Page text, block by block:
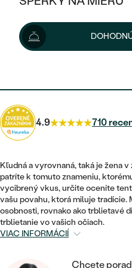
KOMBINOVANÉ
PODĽA ŠTÝLU
ETERNITY
VINTAGE
NETRADIČNÉ
POSTRANNÉ
HALO
VINTAGE
SET ZÁSNUBNÉHO
NETRADIČNÉ
ZOSTAVTE SI PRSTEŇ
VÝPREDAJ
ŠPERKY ČO
PODĽA TYPU
NÁUŠNICE
PRSTENE
PRÍVESKY
NÁRAMKY
SETY
PÁNSKE ŠPERKY
PLATINOVÉ
NAPICHOVACIE
KRUHOVÉ
MINIMALISTICKÉ
VISIACE
SOLITÉR
ZLATÉ
STRIEBORNÉ
PODĽA ŠTÝLU
SOLITÉR
NARODENIE
PERSONALIZOVANÉ
SO ZNAMENÍM
MINIMALISTICKÉ
VÝPREDAJ
ZLATÉ
STRIEBORNÉ
PODĽA ŠTÝLU
ETERNITY
MINIMALISTICKÉ
539 €
Šperk vám doručíme do 3 -
4.9 710
Kľudná a vyrovnaná, taká je žena
patríte k tomuto znameniu,
vycibrený vkus, určite oceníte
vašu povahu, ktorá miluje tradície.
osobnosti, rovnako ako trblietavé
trblietanie vo vašich očiach.
VIAC INFORMÁCIÍ
Chcete